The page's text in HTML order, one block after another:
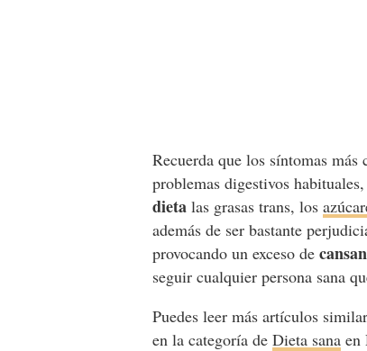
Recuerda que los síntomas más
problemas digestivos
dieta las grasas trans, los
además de ser bastante
provocando un exceso de
seguir cualquier persona sana
Puedes leer más artículos
en la categoría deDieta sana en